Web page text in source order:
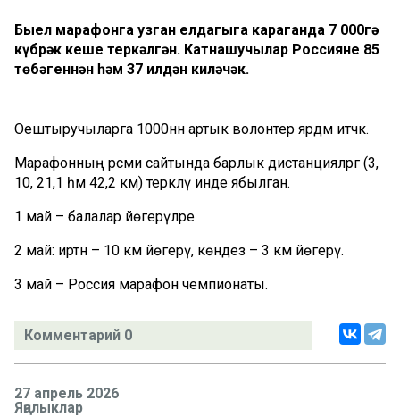
Быел марафонга узган елдагыга караганда 7 000гә
күбрәк кеше теркәлгән. Катнашучылар Россиянең 85
төбәгеннән һәм 37 илдән киләчәк.
Оештыручыларга 1000нән артык волонтер ярдәм итәчәк.
Марафонның рәсми сайтында барлык дистанцияләргә (3,
10, 21,1 һәм 42,2 км) теркәлү инде ябылган.
1 май – балалар йөгерүләре.
2 май: иртән – 10 км йөгерү, көндез – 3 км йөгерү.
3 май – Россия марафон чемпионаты.
Комментарий 0
27 апрель 2026
Яңалыклар